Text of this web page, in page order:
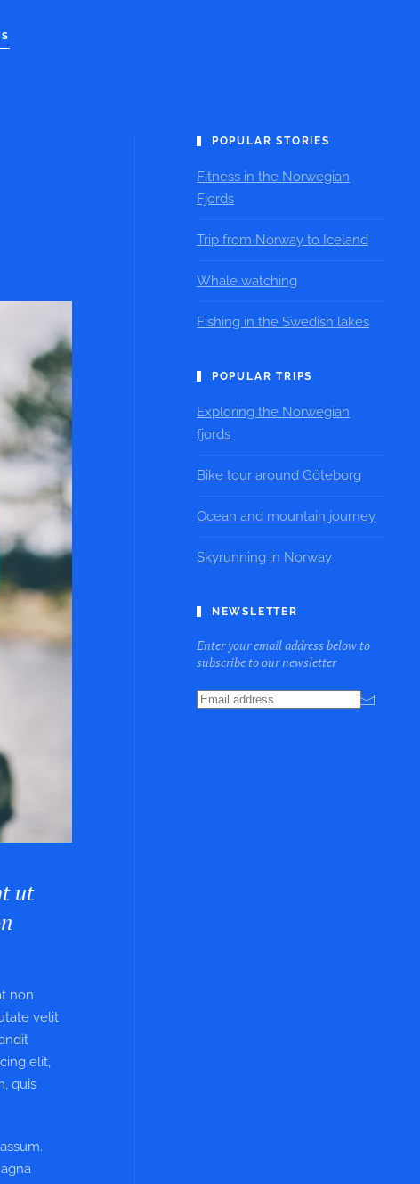
ut
non
velit
elit,
quis
POPULAR STORIES
Fitness in the Norwegian
Fjords
Trip from Norway to Iceland
Whale watching
Fishing in the Swedish lakes
POPULAR TRIPS
Exploring the Norwegian
fjords
Bike tour around Göteborg
Ocean and mountain journey
Skyrunning in Norway
NEWSLETTER
Enter your email address below to
subscribe to our newsletter